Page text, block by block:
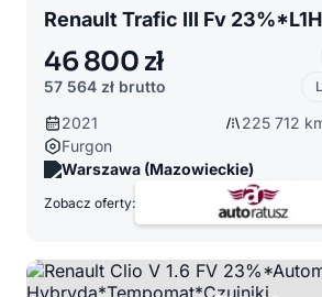
46 800 zł
57 564 zł brutto
2021
225 712
Furgon
Warszawa (Mazowieckie)
Zobacz oferty: